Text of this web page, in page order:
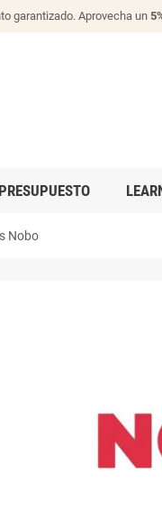
garantizado. Aprovecha un
Nobo